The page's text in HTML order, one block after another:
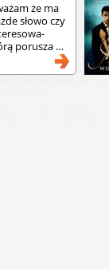
że ma
słowo czy
porusza w
"mistrzynią